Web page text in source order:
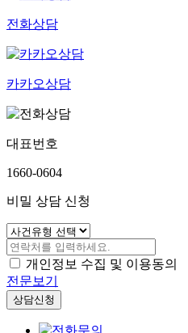
전화상담
카카오상담
대표번호
1660-0604
비밀 상담 신청
개인정보 수집 및 이용동의
전문보기
상담신청